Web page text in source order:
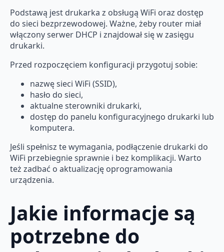
Podstawą jest drukarka z obsługą WiFi oraz dostęp
do sieci bezprzewodowej. Ważne, żeby router miał
włączony serwer DHCP i znajdował się w zasięgu
drukarki.
Przed rozpoczęciem konfiguracji przygotuj sobie:
nazwę sieci WiFi (SSID),
hasło do sieci,
aktualne sterowniki drukarki,
dostęp do panelu konfiguracyjnego drukarki lub
komputera.
Jeśli spełnisz te wymagania, podłączenie drukarki do
WiFi przebiegnie sprawnie i bez komplikacji. Warto
też zadbać o aktualizację oprogramowania
urządzenia.
Jakie informacje są
potrzebne do